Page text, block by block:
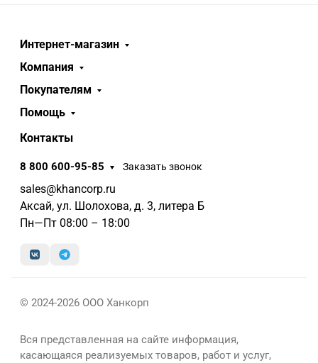
Интернет-магазин
Компания
Покупателям
Помощь
Контакты
8 800 600-95-85 Заказать звонок
sales@khancorp.ru
Аксай, ул. Шолохова, д. 3, литера Б
Пн—Пт 08:00 – 18:00
© 2024-2026 ООО Ханкорп
Вся представленная на сайте информация,
касающаяся реализуемых товаров, работ и услуг,